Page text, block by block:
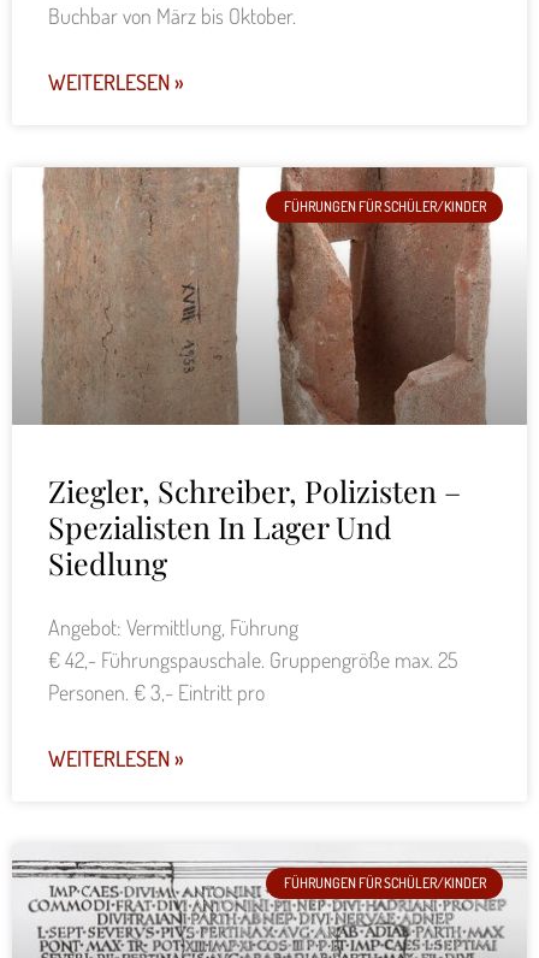
Buchbar von März bis Oktober.
WEITERLESEN »
FÜHRUNGEN FÜR SCHÜLER/KINDER
Ziegler, Schreiber, Polizisten –
Spezialisten In Lager Und
Siedlung
Angebot: Vermittlung, Führung
€ 42,- Führungspauschale. Gruppengröße max. 25
Personen. € 3,- Eintritt pro
WEITERLESEN »
FÜHRUNGEN FÜR SCHÜLER/KINDER